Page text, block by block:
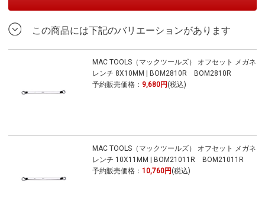
この商品には下記のバリエーションがあります
MAC TOOLS（マックツールズ） オフセット メガネ
レンチ 8X10MM | BOM2810R BOM2810R
予約販売価格： 9,680円 (税込)
MAC TOOLS（マックツールズ） オフセット メガネ
レンチ 10X11MM | BOM21011R BOM21011R
予約販売価格： 10,760円 (税込)